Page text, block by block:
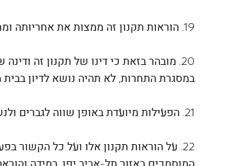
19. הוראות תקנון זה ממצות את אחריותה ומחויבותה של קיקו ומבטלות כל מצג או הבטחה, שניתנו למשתתפים בפעילות בדרך אחרת, לרבות על ידי עובדיה של החברה, נציגיה או מי מטעמם.
במסגרת התחרות, לא תהיה נושא לדיון
21. הפעילות מיועדת באופן שווה לגברים ולנשים ועל כן בכל מקום בתקנון זה אשר הפנייה מנוסחת בלשון זכר, יראו את הפניה כמופנית אל גברים ונשים גם יחד.
22. על הוראות תקנון אלו ועל כל הקשור
המוסמכים באזור תל-אביב יפו. במידה